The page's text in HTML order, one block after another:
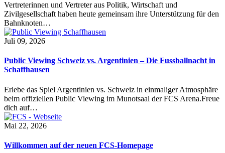
Vertreterinnen und Vertreter aus Politik, Wirtschaft und
Zivilgesellschaft haben heute gemeinsam ihre Unterstützung für den
Bahnknoten…
Juli 09, 2026
Public Viewing Schweiz vs. Argentinien – Die Fussballnacht in
Schaffhausen
Erlebe das Spiel Argentinien vs. Schweiz in einmaliger Atmosphäre
beim offiziellen Public Viewing im Munotsaal der FCS Arena.Freue
dich auf…
Mai 22, 2026
Willkommen auf der neuen FCS-Homepage